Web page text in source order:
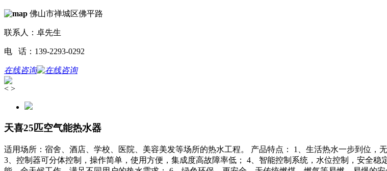
佛山市禅城区佛平路
联系人：卓先生
电 话：139-2293-0292
在线咨询
< >
天喜25匹空气能热水器
适用场所：宿舍、酒店、学校、医院、美容美发等场所的热水工程。 产品特点： 1、生活热水一步到位，
3、控制器可分体控制，操作简单，使用方便，集成度高故障率低； 4、智能控制系统，水位控制，安全